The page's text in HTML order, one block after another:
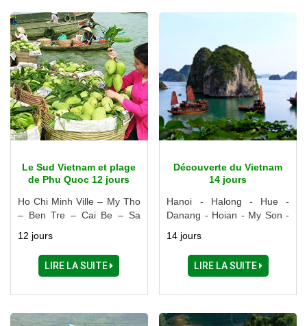
Découverte du Vietnam
14 jours
Hanoi - Halong - Hue -
Danang - Hoian - My Son -
ville - My Tho - Can Tho
14 jours
LIRE LA SUITE
Le Sud Vietnam et plage
de Phu Quoc 12 jours
Ho Chi Minh Ville – My Tho
– Ben Tre – Cai Be – Sa
Xuyen – Can Tho – Rach
Gia – Phu Quoc
12 jours
LIRE LA SUITE